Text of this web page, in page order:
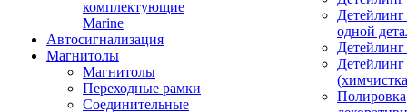
комплектующие
Marine
Автосигнализация
Магнитолы
Магнитолы
Переходные рамки
Соединительные
одной
Детейлинг
Полировка